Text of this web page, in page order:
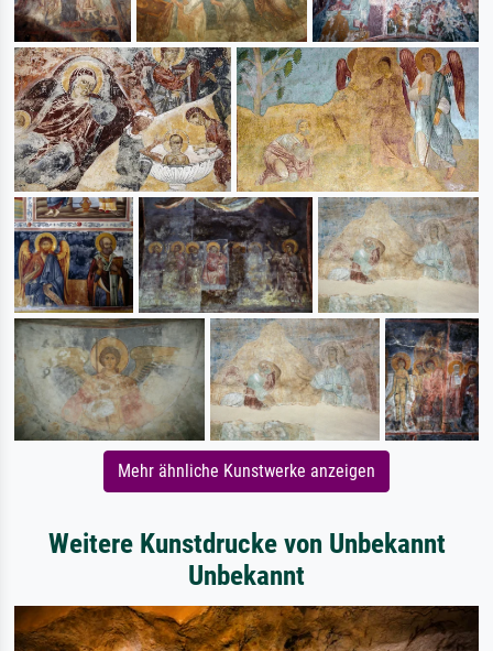
Mehr ähnliche Kunstwerke anzeigen
Weitere Kunstdrucke von Unbekannt
Unbekannt